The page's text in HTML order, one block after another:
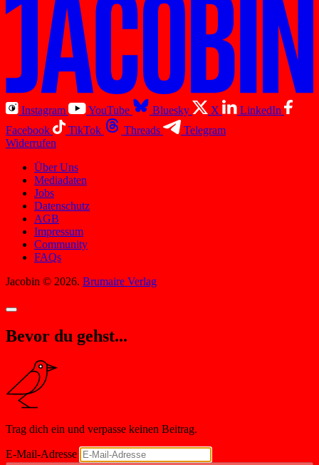
Instagram YouTube Bluesky X
LinkedIn
Facebook
TikTok Threads
Telegram
Widerrufen
Über Uns
Mediadaten
Jobs
Datenschutz
AGB
Impressum
Community
FAQs
Jacobin © 2026. Brumaire Verlag
Bevor du gehst...
Trag dich ein und verpasse keinen Beitrag.
E-Mail-Adresse